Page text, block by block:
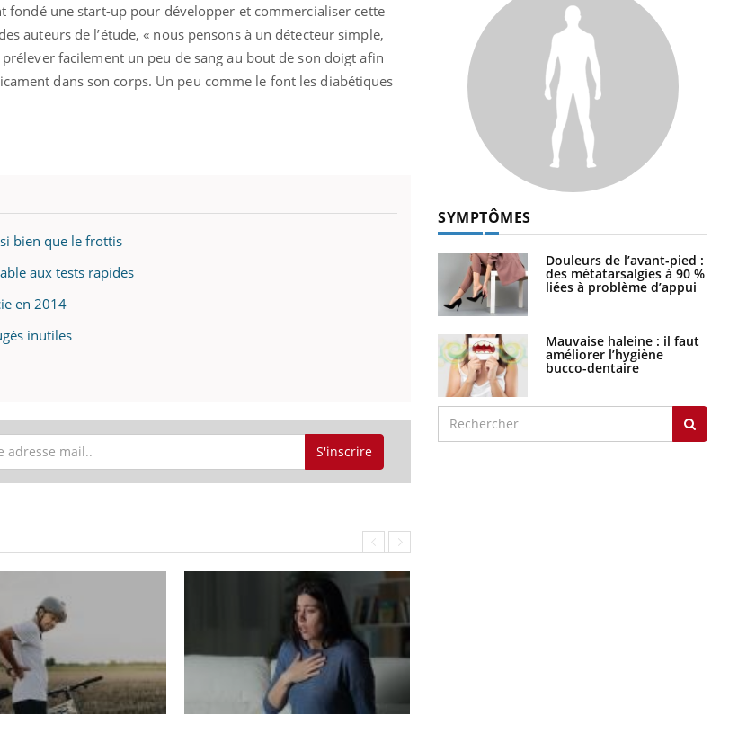
fondé une start-up pour développer et commercialiser cette
auteurs de l’étude, « nous pensons à un détecteur simple,
facilement un peu de sang au bout de son doigt afin
dans son corps. Un peu comme le font les diabétiques
bien que le frottis
aux tests rapides
en 2014
inutiles
S'inscrire
SYMPTÔMES
Douleurs de l’avant-pied :
des métatarsalgies à 90 %
liées à problème d’appui
Mauvaise haleine : il faut
améliorer l’hygiène
bucco-dentaire